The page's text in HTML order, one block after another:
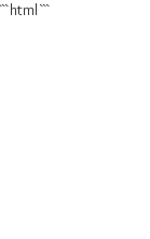
```html```